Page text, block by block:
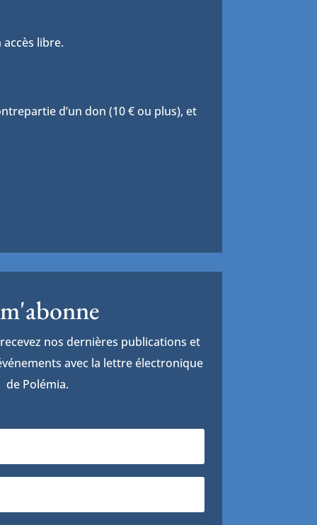
libre.
d’un don (10 € ou plus), et
nos dernières publications et
avec la lettre électronique
de Polémia.